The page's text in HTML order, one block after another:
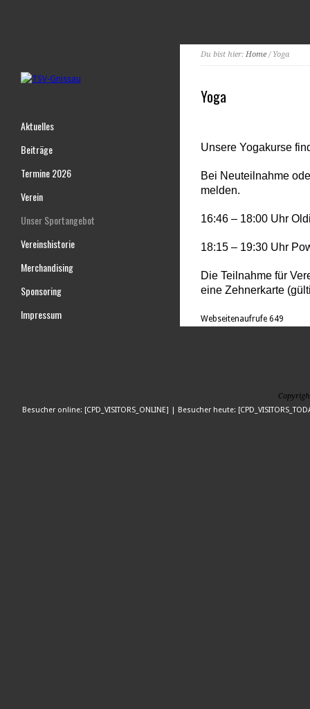
Du bist hier: Home/ Yoga
Yoga
Unsere Yogakurse
Bei Neuteilnahme
melden.
16:46 – 18:00 Uhr
18:15 – 19:30 Uhr
Die Teilnahme für
eine Zehnerkarte
Webseitenaufrufe 649
Aktuelles
Beiträge
Termine 2026
Verein
Unser Sportangebot
Vereinshistorie
Merchandising
Sponsoring
Impressum
Besucher online: [CPD_VISITORS_ONLINE] | Besucher heute: